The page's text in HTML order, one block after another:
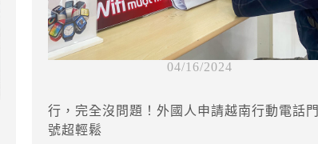
04/16/2024
行，完全沒問題！外國人申請越南行動電話門
號超輕鬆